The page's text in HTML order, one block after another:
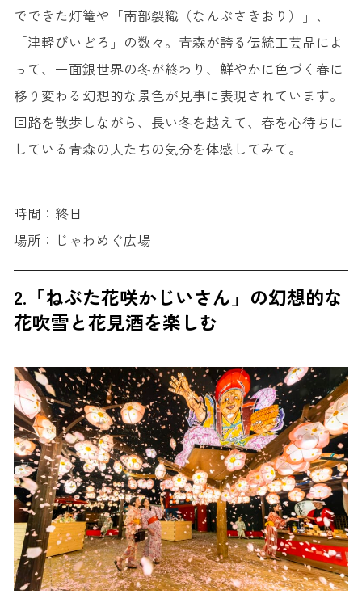
でできた灯篭や「南部裂織（なんぶさきおり）」、
「津軽びいどろ」の数々。青森が誇る伝統工芸品によ
って、一面銀世界の冬が終わり、鮮やかに色づく春に
移り変わる幻想的な景色が見事に表現されています。
回路を散歩しながら、長い冬を越えて、春を心待ちに
している青森の人たちの気分を体感してみて。
時間：終日
場所：じゃわめぐ広場
2.「ねぶた花咲かじいさん」の幻想的な
花吹雪と花見酒を楽しむ